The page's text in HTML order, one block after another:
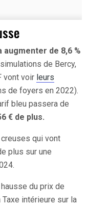
de 8,6 %
de Bercy,
vont voir leurs
de foyers en 2022).
bleu passera de
€ de plus.
qui vont
plus sur une
du prix de
intérieure sur la